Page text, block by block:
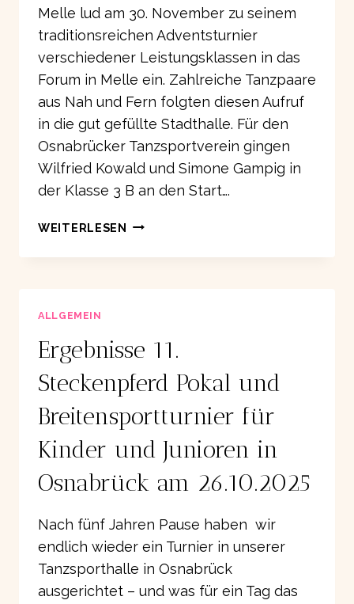
Melle lud am 30. November zu seinem
traditionsreichen Adventsturnier
verschiedener Leistungsklassen in das
Forum in Melle ein. Zahlreiche Tanzpaare
aus Nah und Fern folgten diesen Aufruf
in die gut gefüllte Stadthalle. Für den
Osnabrücker Tanzsportverein gingen
Wilfried Kowald und Simone Gampig in
der Klasse 3 B an den Start….
WEITERLESEN ALLE
WIEDER
MELLE
ALLGEMEIN
Ergebnisse 11.
Steckenpferd Pokal und
Breitensportturnier für
Kinder und Junioren in
Osnabrück am 26.10.2025
Nach fünf Jahren Pause haben wir
endlich wieder ein Turnier in unserer
Tanzsporthalle in Osnabrück
ausgerichtet – und was für ein Tag das